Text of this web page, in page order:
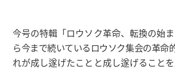
今号の特輯「ロウソク革命、転換の始
ら今まで続いているロウソク集会の革命
れが成し遂げたことと成し遂げること